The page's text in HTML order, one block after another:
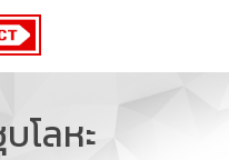
โลหะ